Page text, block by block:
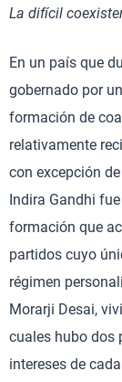
La difícil
En un país que
gobernado por
formación de
relativamente
con excepción
Indira Gandhi
formación que
partidos cuyo
régimen
Morarji Desai,
cuales hubo dos
intereses de